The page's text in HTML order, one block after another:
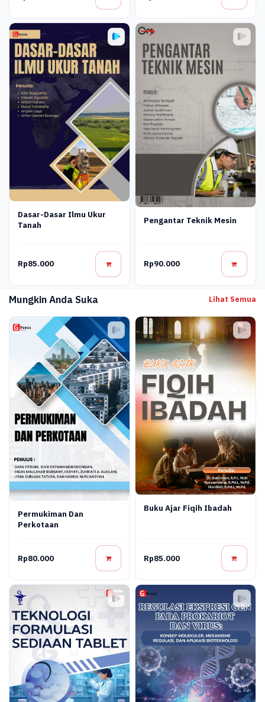
Dasar-Dasar Ilmu Ukur
Tanah
Rp85.000
Pengantar Teknik Mesin
Rp90.000
Mungkin Anda Suka Lihat Semua
Permukiman Dan
Perkotaan
Rp80.000
Buku Ajar Fiqih Ibadah
Rp85.000